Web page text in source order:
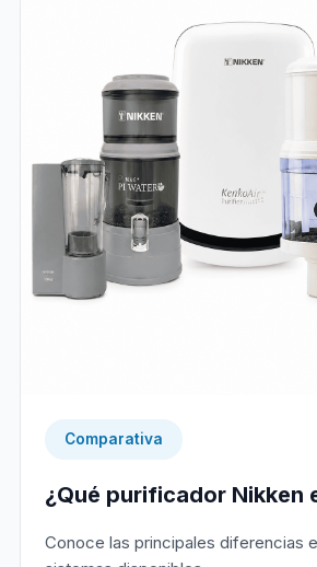
Comparativa
¿Qué purificador Nikken
Conoce las principales diferencias